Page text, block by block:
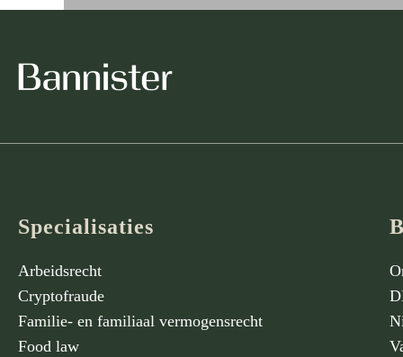
Specialisaties
Arbeidsrecht
Cryptofraude
Familie- en familiaal vermogensrecht
Food law